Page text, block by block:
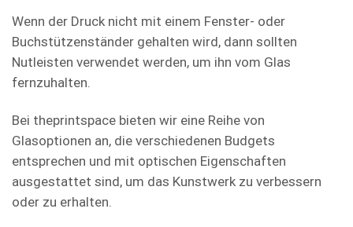
Wenn der Druck nicht mit einem Fenster- oder
Buchstützenständer gehalten wird, dann sollten
Nutleisten verwendet werden, um ihn vom Glas
fernzuhalten.
Bei theprintspace bieten wir eine Reihe von
Glasoptionen an, die verschiedenen Budgets
entsprechen und mit optischen Eigenschaften
ausgestattet sind, um das Kunstwerk zu verbessern
oder zu erhalten.